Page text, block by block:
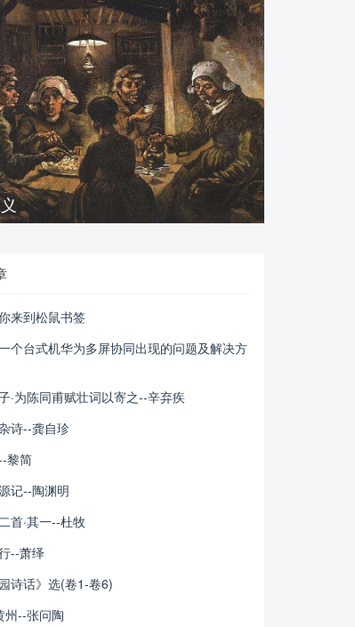
来到松鼠书签
个台式机华为多屏协同出现的问题及解决方
·为陈同甫赋壮词以寄之--辛弃疾
诗--龚自珍
黎简
记--陶渊明
首·其一--杜牧
--萧绎
园诗话》选(卷1-卷6)
州--张问陶